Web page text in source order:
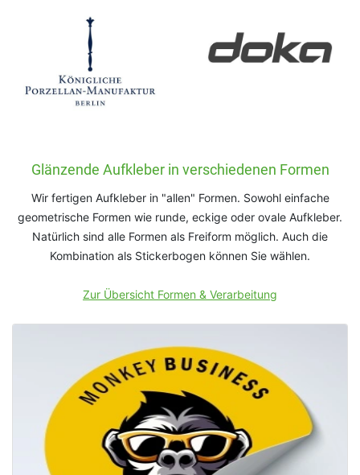
Glänzende Aufkleber in verschiedenen Formen
Wir fertigen Aufkleber in "allen" Formen. Sowohl einfache
geometrische Formen wie runde, eckige oder ovale Aufkleber.
Natürlich sind alle Formen als Freiform möglich. Auch die
Kombination als Stickerbogen können Sie wählen.
Zur Übersicht Formen & Verarbeitung